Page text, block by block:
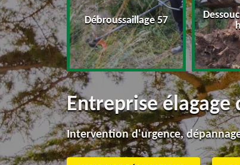
57 Débroussaillage 57
Entreprise élagage
Intervention d'urgence,